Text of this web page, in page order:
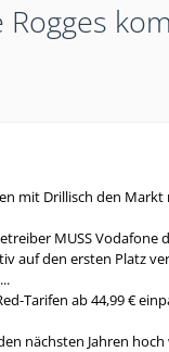
mit Drillisch den
MUSS Vodafone
auf den ersten Platz
Tarifen ab 44,99 €
nächsten Jahren